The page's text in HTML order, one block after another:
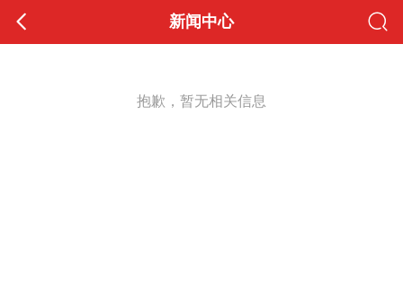
新闻中心
抱歉，暂无相关信息